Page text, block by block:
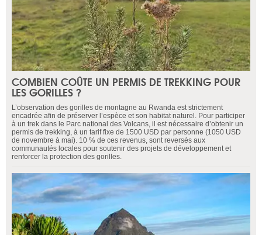
COMBIEN COÛTE UN PERMIS DE TREKKING POUR
LES GORILLES ?
L’observation des gorilles de montagne au Rwanda est strictement
encadrée afin de préserver l’espèce et son habitat naturel. Pour participer
à un trek dans le Parc national des Volcans, il est nécessaire d’obtenir un
permis de trekking, à un tarif fixe de 1500 USD par personne (1050 USD
de novembre à mai). 10 % de ces revenus, sont reversés aux
communautés locales pour soutenir des projets de développement et
renforcer la protection des gorilles.